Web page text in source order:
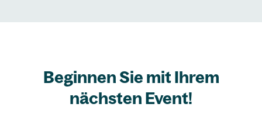
Beginnen Sie mit Ihrem
nächsten Event!